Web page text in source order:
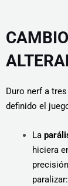
Duro nerf a
definido el
La
hiciera